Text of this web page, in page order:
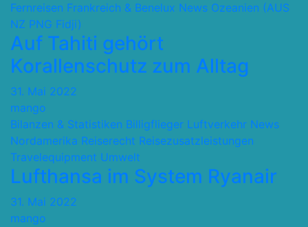
Fernreisen Frankreich & Benelux News Ozeanien (AUS
NZ PNG Fidji)
Auf Tahiti gehört
Korallenschutz zum Alltag
31. Mai 2022
mango
Bilanzen & Statistiken Billigflieger Luftverkehr News
Nordamerika Reiserecht Reisezusatzleistungen
Travelequipment Umwelt
Lufthansa im System Ryanair
31. Mai 2022
mango